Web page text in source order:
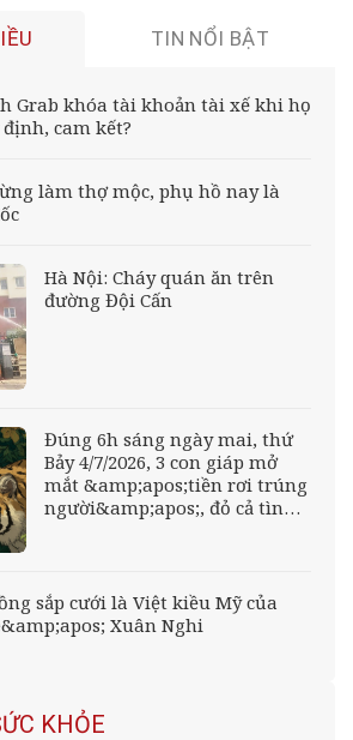
TIN NỔI BẬT
Grab khóa tài khoản tài xế khi họ
cam kết?
làm thợ mộc, phụ hồ nay là
Hà Nội: Cháy quán ăn trên
đường Đội Cấn
Đúng 6h sáng ngày mai, thứ
Bảy 4/7/2026, 3 con giáp mở
mắt &amp;apos;tiền rơi trúng
người&amp;apos;, đỏ cả tình
sắp cưới là Việt kiều Mỹ của
Xuân Nghi
KHỎE